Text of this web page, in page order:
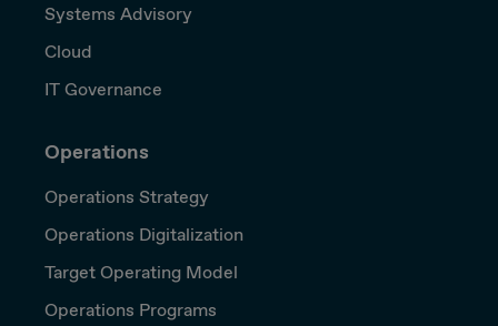
Systems Advisory
Cloud
IT Governance
Operations
Operations Strategy
Operations Digitalization
Target Operating Model
Operations Programs